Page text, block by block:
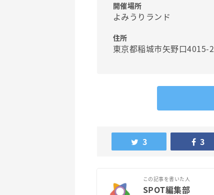
開催場所
よみうりランド
住所
東京都稲城市矢野口4015-2
3 3
この記事を書いた人
SPOT編集部